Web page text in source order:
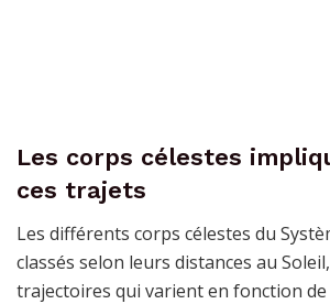
Les corps célestes
ces trajets
Les différents corps célestes du
classés selon leurs distances au
trajectoires qui varient en fonction